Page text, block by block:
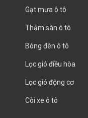
Gạt mưa ô tô
Thảm sàn ô tô
Bóng đèn ô tô
Lọc gió điều hòa
Lọc gió động cơ
Còi xe ô tô